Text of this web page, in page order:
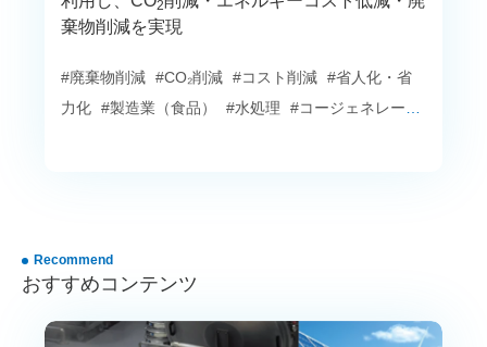
2
棄物削減を実現
#廃棄物削減 #CO₂削減 #コスト削減 #省人化・省
力化 #製造業（食品） #水処理
#コージェネレーシ
Recommend
おすすめコンテンツ